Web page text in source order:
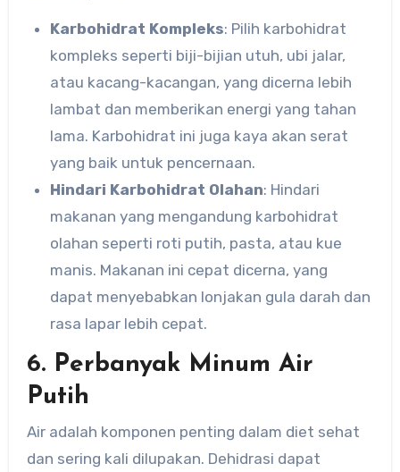
Karbohidrat Kompleks: Pilih karbohidrat
kompleks seperti biji-bijian utuh, ubi jalar,
atau kacang-kacangan, yang dicerna lebih
lambat dan memberikan energi yang tahan
lama. Karbohidrat ini juga kaya akan serat
yang baik untuk pencernaan.
Hindari Karbohidrat Olahan: Hindari
makanan yang mengandung karbohidrat
olahan seperti roti putih, pasta, atau kue
manis. Makanan ini cepat dicerna, yang
dapat menyebabkan lonjakan gula darah dan
rasa lapar lebih cepat.
6. Perbanyak Minum Air
Putih
Air adalah komponen penting dalam diet sehat
dan sering kali dilupakan. Dehidrasi dapat